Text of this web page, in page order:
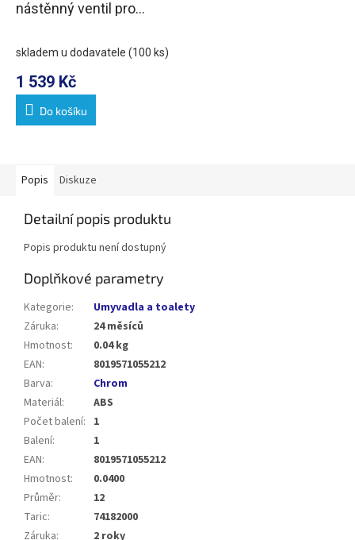
nástěnný ventil pro
skladem u dodavatele (100 ks)
1 539 Kč
Do košíku
Popis Diskuze
Detailní popis produktu
Popis produktu není dostupný
Doplňkové parametry
Kategorie:
Umyvadla a toalety
Záruka:
24 měsíců
Hmotnost:
0.04 kg
EAN:
8019571055212
Barva:
Chrom
Materiál:
ABS
Počet balení: 1
Balení:
1
EAN:
8019571055212
Hmotnost:
0.0400
Průměr:
12
Taric:
74182000
Záruka:
2 roky